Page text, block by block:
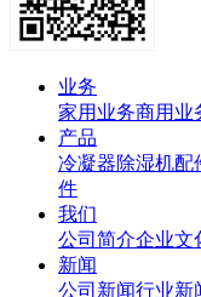
业务
家用业务商用业
产品
冷凝器除湿机配
件
我们
公司简介企业文
新闻
公司新闻行业新